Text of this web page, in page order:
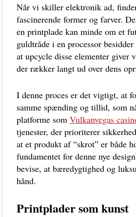
Når vi skiller elektronik ad,
fascinerende former og farver.
en printplade kan minde om et
guldtråde i en processor
at upcycle disse elementer giver
der rækker langt ud over dens
I denne proces er det vigtigt, at
samme spænding og tillid, som
platforme som Vulkanvegas
tjenester, der prioriterer
at et produkt af “skrot” er både
fundamentet for denne nye
bevise, at bæredygtighed og
hånd.
Printplader som kunst